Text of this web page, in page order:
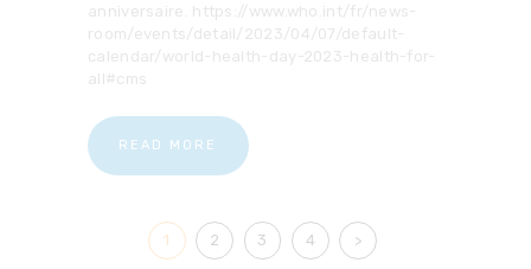
anniversaire. https://www.who.int/fr/news-
room/events/detail/2023/04/07/default-
calendar/world-health-day-2023-health-for-
all#cms
READ MORE
Posts
PAGE
1 PAGE
2 PAGE
3 PAGE
4 >